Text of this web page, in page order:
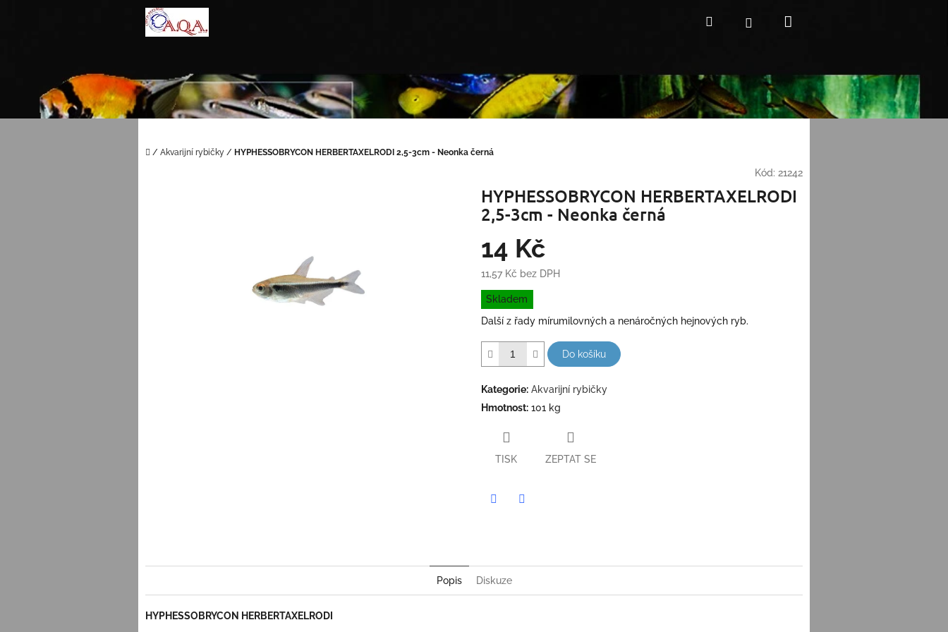
Hledat Přihlášení
Domů
/ Akvarijní rybičky / HYPHESSOBRYCON HERBERTAXELRODI 2,5-3cm - Neonka černá
Kód: 21242
HYPHESSOBRYCON HERBERTAXELRODI
2,5-3cm - Neonka černá
14 Kč
11,57 Kč bez DPH
Měrná
cena:
Skladem
Další z řady mírumilovných a nenáročných hejnových ryb.
Do košíku
Kategorie: Akvarijní rybičky
Hmotnost: 101 kg
TISK ZEPTAT SE
Popis Diskuze
HYPHESSOBRYCON HERBERTAXELRODI